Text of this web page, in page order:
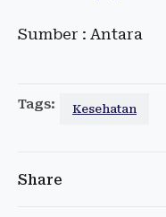
Sumber : Antara
Tags: Kesehatan
Share